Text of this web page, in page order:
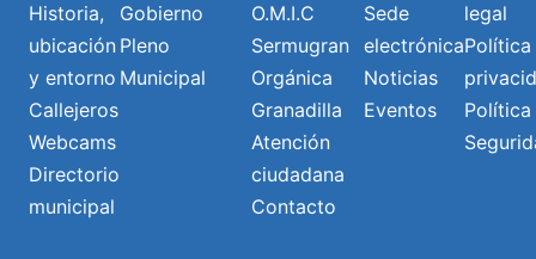
Historia,
ubicación
y entorno
Callejeros
Webcams
Directorio
municipal
Gobierno
Pleno
Municipal
O.M.I.C
Sermugran
Orgánica
Granadilla
Atención
ciudadana
Contacto
Sede
electrónica
Noticias
Eventos
legal
Política
Política